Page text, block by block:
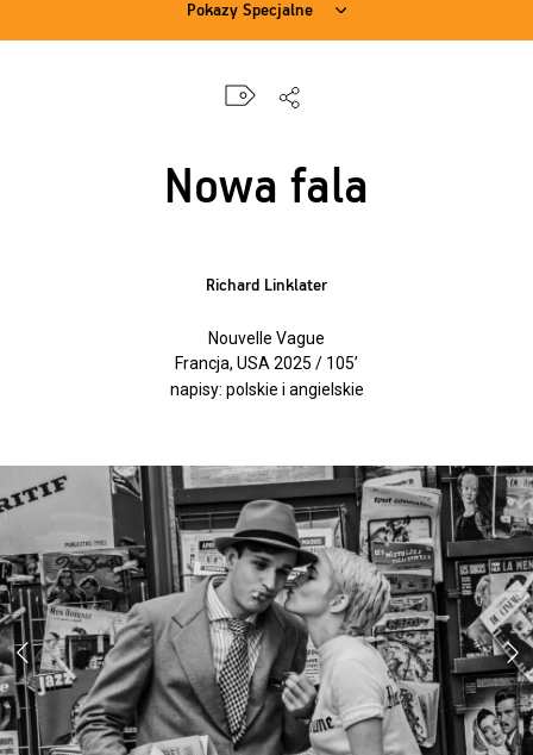
Pokazy Specjalne
Nowa fala
Richard Linklater
Nouvelle Vague
Francja, USA 2025 / 105’
napisy: polskie i angielskie